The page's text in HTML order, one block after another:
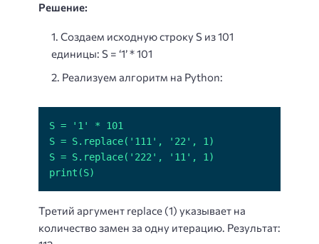
Решение:
Создаем исходную строку S из 101
единицы: S = ‘1’ * 101
Реализуем алгоритм на Python:
print(S)
Третий аргумент replace (1) указывает на
количество замен за одну итерацию. Результат: